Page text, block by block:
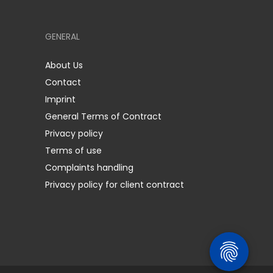
GENERAL
About Us
Contact
Imprint
General Terms of Contract
Privacy policy
Terms of use
Complaints handling
Privacy policy for client contract